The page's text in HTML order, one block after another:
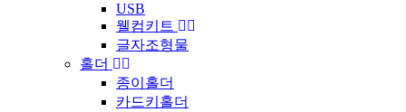
USB
웰컴키트
글자조형물
홀더
종이홀더
카드키홀더